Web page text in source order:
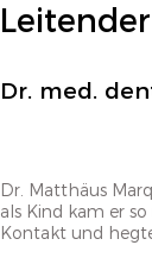
Dr. Matthäus
als Kind kam er
Kontakt und
Dr. med.